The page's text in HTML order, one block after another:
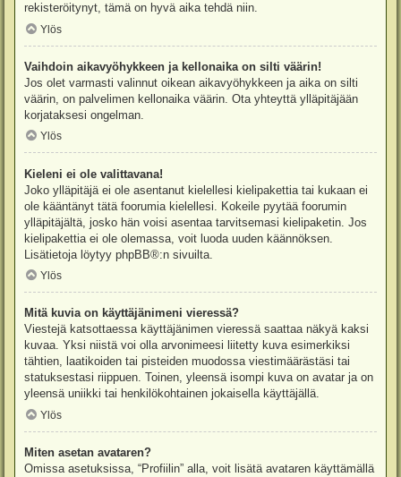
rekisteröitynyt, tämä on hyvä aika tehdä niin.
Ylös
Vaihdoin aikavyöhykkeen ja kellonaika on silti väärin!
Jos olet varmasti valinnut oikean aikavyöhykkeen ja aika on silti
väärin, on palvelimen kellonaika väärin. Ota yhteyttä ylläpitäjään
korjataksesi ongelman.
Ylös
Kieleni ei ole valittavana!
Joko ylläpitäjä ei ole asentanut kielellesi kielipakettia tai kukaan ei
ole kääntänyt tätä foorumia kielellesi. Kokeile pyytää foorumin
ylläpitäjältä, josko hän voisi asentaa tarvitsemasi kielipaketin. Jos
kielipakettia ei ole olemassa, voit luoda uuden käännöksen.
Lisätietoja löytyy phpBB®:n sivuilta.
Ylös
Mitä kuvia on käyttäjänimeni vieressä?
Viestejä katsottaessa käyttäjänimen vieressä saattaa näkyä kaksi
kuvaa. Yksi niistä voi olla arvonimeesi liitetty kuva esimerkiksi
tähtien, laatikoiden tai pisteiden muodossa viestimäärästäsi tai
statuksestasi riippuen. Toinen, yleensä isompi kuva on avatar ja on
yleensä uniikki tai henkilökohtainen jokaisella käyttäjällä.
Ylös
Miten asetan avataren?
Omissa asetuksissa, “Profiilin” alla, voit lisätä avataren käyttämällä